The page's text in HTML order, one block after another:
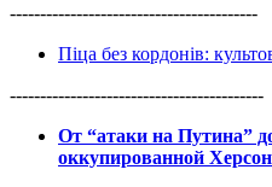
-----------------------------------------
Піца без кордонів:
------------------------------------------
От “атаки на Путина”
оккупированной